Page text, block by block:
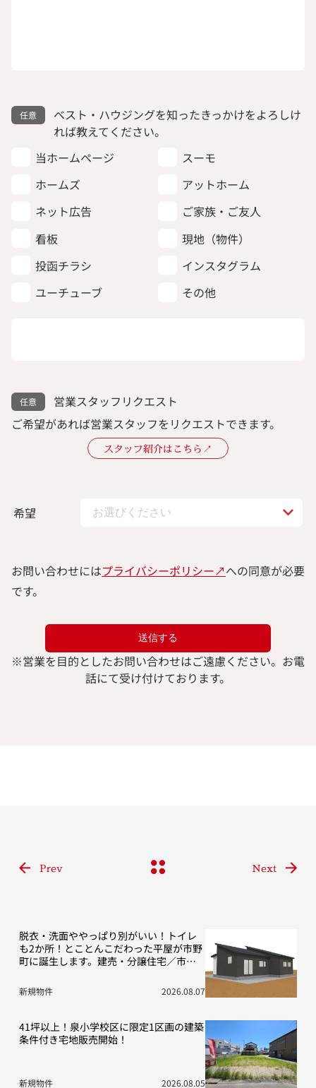
ベスト・ハウジングを知ったきっかけをよろしけ
れば教えてください。
当ホームページ
スーモ
ホームズ
アットホーム
ネット広告
ご家族・ご友人
看板
現地（物件）
投函チラシ
インスタグラム
ユーチューブ
その他
営業スタッフリクエスト
ご希望があれば営業スタッフをリクエストできます。
スタッフ紹介はこちら↗︎
希望
お問い合わせにはプライバシーポリシー↗︎への同意が必要
です。
※営業を目的としたお問い合わせはご遠慮ください。 お電
話にて受け付けております。
Prev Next
脱衣・洗面ややっぱり別がいい！トイレ
も2か所！とことんこだわった平屋が市野
町に誕生します。建売・分譲住宅／市野
新規物件 2026.08.07
41坪以上！泉小学校区に限定1区画の建築
条件付き宅地販売開始！
新規物件 2026.08.05